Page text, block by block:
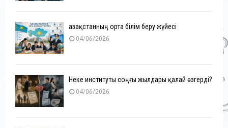
Қазақстанның орта білім беру жүйесі
04/06/2026
Неке институты соңғы жылдары қалай өзгерді?
04/06/2026